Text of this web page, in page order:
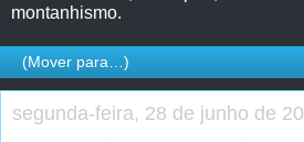
montanhismo.
segunda-feira, 28 de junho de